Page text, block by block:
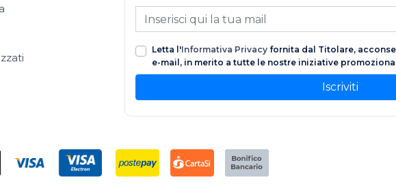
Letta l'Informativa Privacy fornita dal Titolare,
e-mail, in merito a tutte le nostre iniziative
Iscriviti